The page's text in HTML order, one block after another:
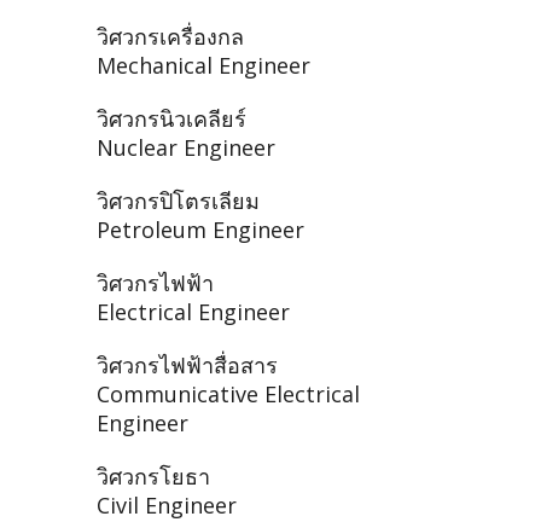
วิศวกรเครื่องกล
Mechanical Engineer
วิศวกรนิวเคลียร์
Nuclear Engineer
วิศวกรปิโตรเลียม
Petroleum Engineer
วิศวกรไฟฟ้า
Electrical Engineer
วิศวกรไฟฟ้าสื่อสาร
Communicative Electrical
Engineer
วิศวกรโยธา
Civil Engineer